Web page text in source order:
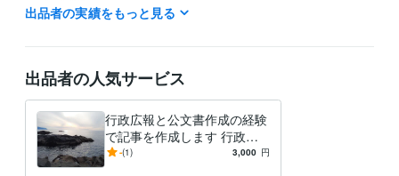
クリエイター / ライター・編集 経験年数 : 3年
管理 / 総務 経験年数 : 14年
事務・ビジネスサポート / 事務（一般事務）
ライフスタイル・その他 / 公務員
職歴
オフィス・イコアン 2021年6月 ~ 現在
ビジネス・クリエイティブツール
出品者の実績をもっと見る
出品者の人気サービス
行政広報と公文書作成の経験
で記事を作成します 行政広
報と公文書作成の経験で記事
-(1) 3,000 円